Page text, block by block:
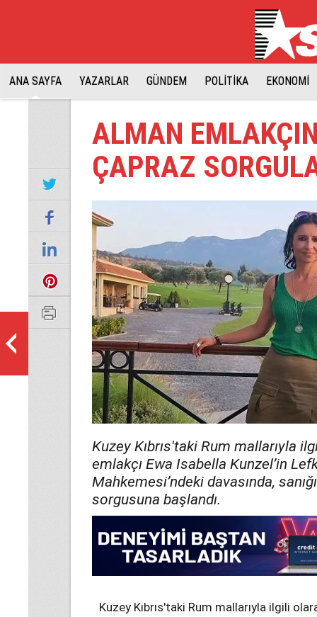
ANA SAYFA YAZARLAR GÜNDEM POLİTİKA EKONOMİ
ALMAN
ÇAPRAZ
Kuzey Kıbrıs'taki Rum mallarıyla
emlakçı Ewa Isabella Kunzel’in
Mahkemesi’ndeki davasında,
sorgusuna başlandı.
Kuzey Kıbrıs'taki Rum mallarıyla ilgili